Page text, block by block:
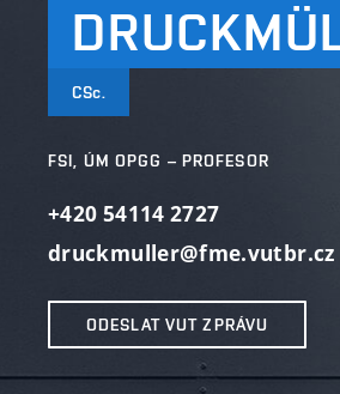
CSc.
FSI, ÚM OPGG – PROFESOR
+420 54114 2727
druckmuller@fme.vutbr.cz
ODESLAT VUT ZPRÁVU